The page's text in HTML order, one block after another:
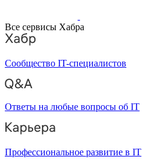
Все сервисы Хабра
Сообщество IT-специалистов
Ответы на любые вопросы об IT
Профессиональное развитие в IT